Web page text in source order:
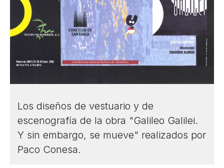
Los diseños de vestuario y de
escenografía de la obra "Galileo Galilei.
Y sin embargo, se mueve" realizados por
Paco Conesa.